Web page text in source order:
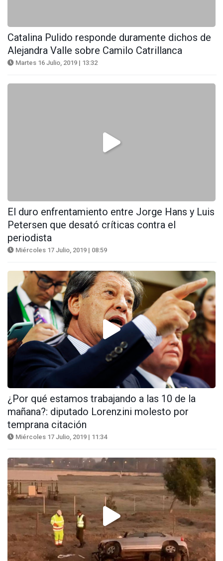
Catalina Pulido responde duramente dichos de
Alejandra Valle sobre Camilo Catrillanca
Martes 16 Julio, 2019 | 13:32
El duro enfrentamiento entre Jorge Hans y Luis
Petersen que desató críticas contra el
periodista
Miércoles 17 Julio, 2019 | 08:59
¿Por qué estamos trabajando a las 10 de la
mañana?: diputado Lorenzini molesto por
temprana citación
Miércoles 17 Julio, 2019 | 11:34